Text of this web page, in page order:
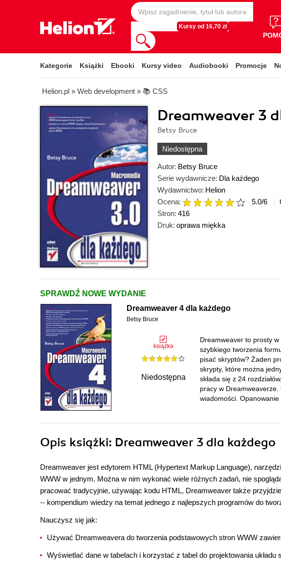
Kursy od 16,70 zł
Kategorie Książki Ebooki Kursy video Audiobooki Promocje
Helion.pl » Web development » 📚 CSS
Dreamweaver 3
Betsy Bruce
Niedostępna
Autor: Betsy Bruce
Serie wydawnicze: Dla każdego
Wydawnictwo: Helion
Ocena:
5.0/6
Stron: 416
Druk: oprawa miękka
SPRAWDŹ NOWE WYDANIE
Dreamweaver 4 dla każdego
Betsy Bruce
książka
Niedostępna
Dreamweaver to prosty
szybkiego tworzenia
pisać skryptów? Żaden
skrypty, które można
składa się z 24
pracy w Dreamweaverze.
wiadomości. Opanowanie
Opis książki: Dreamweaver 3 dla każdego
Dreamweaver jest edytorem HTML (Hypertext Markup Language),
WWW w jednym. Można w nim wykonać wiele różnych zadań, nie
pracować tradycyjnie, używając kodu HTML, Dreamweaver także
-- kompendium wiedzy na temat jednego z najlepszych programów do
Nauczysz się jak:
Używać Dreamweavera do tworzenia podstawowych stron WWW
Wyświetlać dane w tabelach i korzystać z tabel do projektowania układu